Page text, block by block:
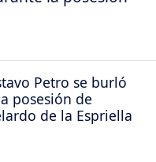
Petro se burló
posesión de
de la Espriella